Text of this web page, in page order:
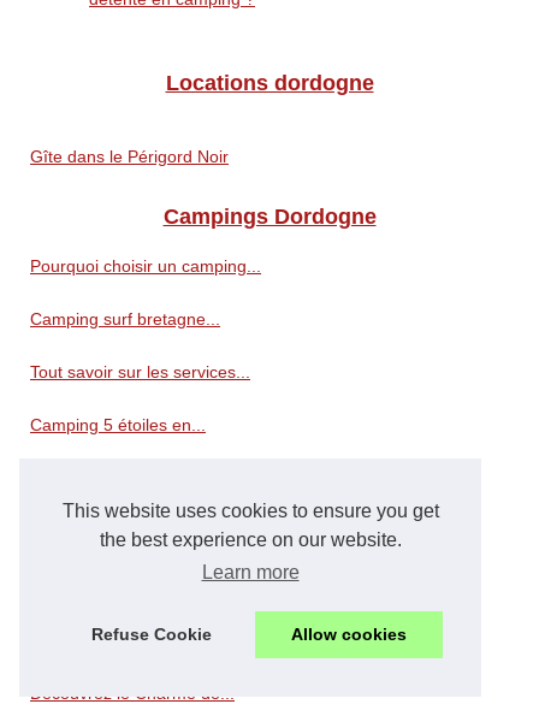
This website uses cookies to ensure you get
the best experience on our website.
Learn more
Refuse Cookie Allow cookies
Locations dordogne
Gîte dans le Périgord Noir
Campings Dordogne
Pourquoi choisir un camping...
Camping surf bretagne...
Tout savoir sur les services...
Camping 5 étoiles en...
Comment trouver un hôtel...
Séjournez dans un lodge au...
Côté océan : la résidence...
Découvrez le Charme de...